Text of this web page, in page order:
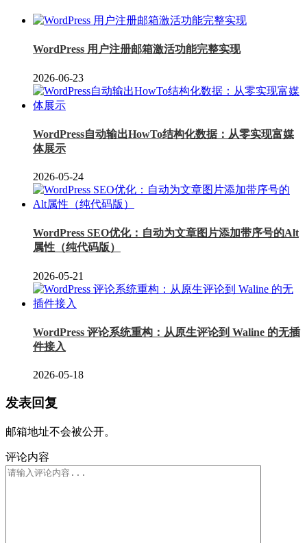
WordPress 用户注册邮箱激活功能完整实现
2026-06-23
WordPress自动输出HowTo结构化数据：从零实现富媒
体展示
2026-05-24
WordPress SEO优化：自动为文章图片添加带序号的Alt
属性（纯代码版）
2026-05-21
WordPress 评论系统重构：从原生评论到 Waline 的无插
件接入
2026-05-18
发表回复
邮箱地址不会被公开。
评论内容